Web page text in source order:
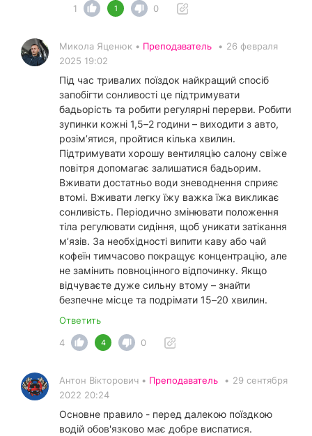
1
1 0
Микола Яценюк • Преподаватель • 26 февраля
2025 19:02
Під час тривалих поїздок найкращий спосіб
запобігти сонливості це підтримувати
бадьорість та робити регулярні перерви. Робити
зупинки кожні 1,5–2 години – виходити з авто,
розім’ятися, пройтися кілька хвилин.
Підтримувати хорошу вентиляцію салону свіже
повітря допомагає залишатися бадьорим.
Вживати достатньо води зневоднення сприяє
втомі. Вживати легку їжу важка їжа викликає
сонливість. Періодично змінювати положення
тіла регулювати сидіння, щоб уникати затікання
м’язів. За необхідності випити каву або чай
кофеїн тимчасово покращує концентрацію, але
не замінить повноцінного відпочинку. Якщо
відчуваєте дуже сильну втому – знайти
безпечне місце та подрімати 15–20 хвилин.
Ответить
4
4 0
Антон Вікторович • Преподаватель • 29 сентября
2022 20:24
Основне правило - перед далекою поїздкою
водій обов'язково має добре виспатися.